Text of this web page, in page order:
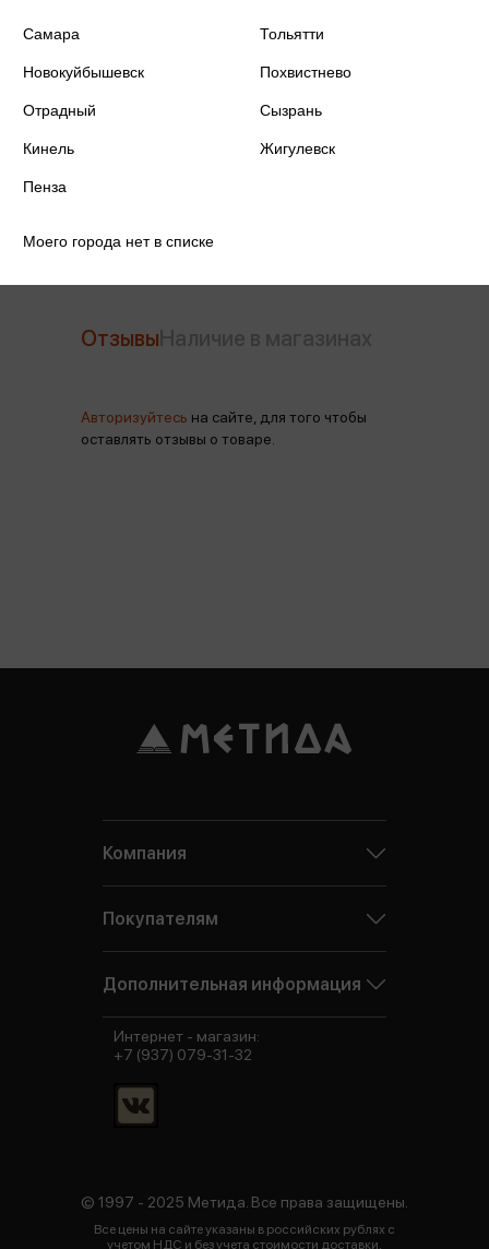
Отзывы
Авторизуйтесь на сайте, для того чтобы
оставлять отзывы о товаре.
Самара Тольятти
Новокуйбышевск Похвистнево
Отрадный Сызрань
Кинель Жигулевск
Пенза
Моего города нет в списке
Компания
Покупателям
Дополнительная информация
© 1997 - 2025 Метида. Все права защищены.
Все цены на сайте указаны в российских рублях с
учетом НДС и без учета стоимости доставки.
Интернет - магазин:
+7 (937) 079-31-32